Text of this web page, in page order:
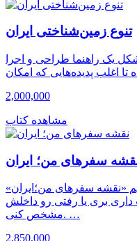
تنوع زمین‌شناختی ایران
یک راهنما طراحی و اجرا
2,000,000
مشاهده کتاب
سفرهای من؛ ایران
«نقشه سفرهای من؛ایران»
بری یا رفتی رو داخلش
مشخص کنی. …
2,850,000